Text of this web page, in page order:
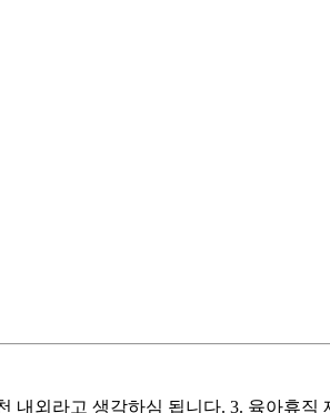
내외라고 생각하심 됩니다. 3. 육아휴직